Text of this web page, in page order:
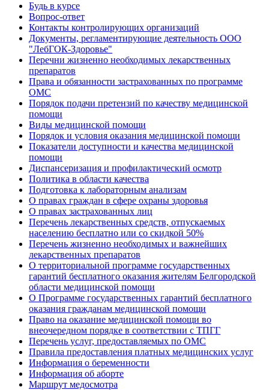
Будь в курсе
Вопрос-ответ
Контакты контролирующих организаций
Документы, регламентирующие деятельность ООО
"ЛебГОК-Здоровье"
Перечни жизненно необходимых лекарственных
препаратов
Права и обязанности застрахованных по программе
ОМС
Порядок подачи претензий по качеству медицинской
помощи
Виды медицинской помощи
Порядок и условия оказания медицинской помощи
Показатели доступности и качества медицинской
помощи
Диспансеризация и профилактический осмотр
Политика в области качества
Подготовка к лабораторным анализам
О правах граждан в сфере охраны здоровья
О правах застрахованных лиц
Перечень лекарственных средств, отпускаемых
населению бесплатно или со скидкой 50%
Перечень жизненно необходимых и важнейших
лекарственных препаратов
О территориальной программе государственных
гарантий бесплатного оказания жителям Белгородской
области медицинской помощи
О Программе государственных гарантий бесплатного
оказания гражданам медицинской помощи
Право на оказание медицинской помощи во
внеочередном порядке в соответствии с ТПГГ
Перечень услуг, предоставляемых по ОМС
Правила предоставления платных медицинских услуг
Информация о беременности
Информация об аборте
Маршрут медосмотра